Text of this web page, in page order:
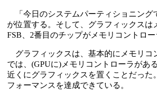
「今日のシステムパーティショニング
が位置する。そして、グラフィックス
FSB、2番目のチップがメモリコントロ
グラフィックスは、基本的にメモリコ
では、(GPUに)メモリコントローラがあ
近くにグラフィックスを置くことだっ
フォーマンスを達成できている。